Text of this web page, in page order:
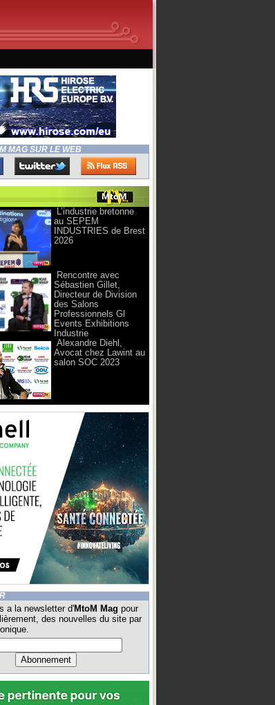
MAG SUR LE WEB
L’industrie bretonne
au SEPEM
INDUSTRIES de Brest
2026
Rencontre avec
Sébastien Gillet,
Directeur de Division
des Salons
Professionnels Gl
Events Exhibitions
Industrie
Alexandre Diehl,
Avocat chez Lawint au
salon SOC 2023
a la newsletter d'MtoM Mag pour
des nouvelles du site par